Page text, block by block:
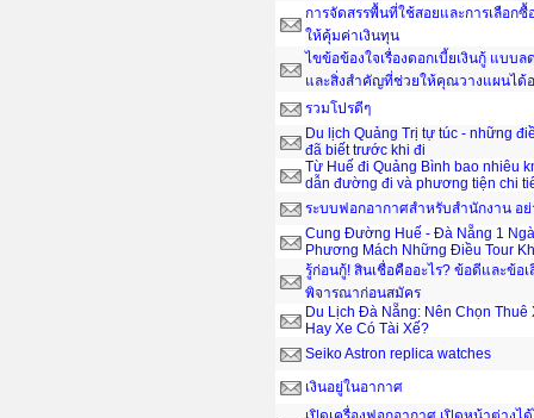
การจัดสรรพื้นที่ใช้สอยและการเลือก
ให้คุ้มค่าเงินทุน
ไขข้อข้องใจเรื่องดอกเบี้ยเงินกู้ แบบ
และสิ่งสำคัญที่ช่วยให้คุณวางแผนได้
รวมโปรดีๆ
Du lịch Quảng Trị tự túc - những
đã biết trước khi đi
Từ Huế đi Quảng Bình bao nhiêu
dẫn đường đi và phương tiện chi
ระบบฟอกอากาศสำหรับสำนักงาน อ
Cung Đường Huế - Đà Nẵng 1
Phương Mách Những Điều Tour
รู้ก่อนกู้! สินเชื่อคืออะไร? ข้อดีและข้อ
พิจารณาก่อนสมัคร
Du Lịch Đà Nẵng: Nên Chọn Thuê
Hay Xe Có Tài Xế?
Seiko Astron replica watches
เงินอยู่ในอากาศ